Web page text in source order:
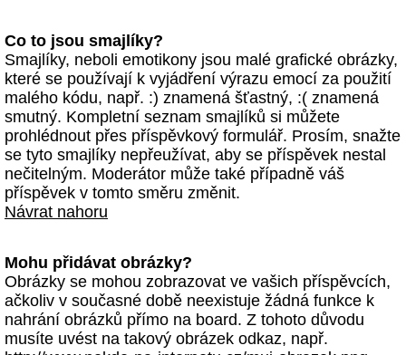
Co to jsou smajlíky?
Smajlíky, neboli emotikony jsou malé grafické obrázky,
které se používají k vyjádření výrazu emocí za použití
malého kódu, např. :) znamená šťastný, :( znamená
smutný. Kompletní seznam smajlíků si můžete
prohlédnout přes příspěvkový formulář. Prosím, snažte
se tyto smajlíky nepřeužívat, aby se příspěvek nestal
nečitelným. Moderátor může také případně váš
příspěvek v tomto směru změnit.
Návrat nahoru
Mohu přidávat obrázky?
Obrázky se mohou zobrazovat ve vašich příspěvcích,
ačkoliv v současné době neexistuje žádná funkce k
nahrání obrázků přímo na board. Z tohoto důvodu
musíte uvést na takový obrázek odkaz, např.